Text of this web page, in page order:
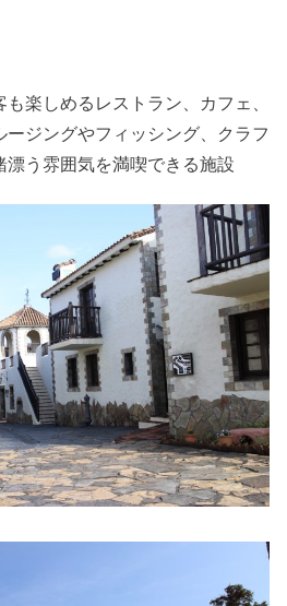
楽しめるレストラン、カフェ、
ージングやフィッシング、クラフ
漂う雰囲気を満喫できる施設